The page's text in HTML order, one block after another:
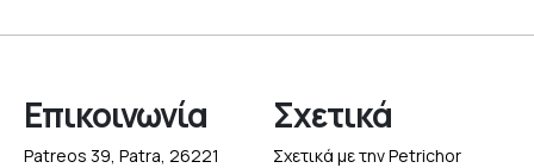
Επικοινωνία
Patreos 39, Patra, 26221
Σχετικά
Σχετικά με την Petrichor